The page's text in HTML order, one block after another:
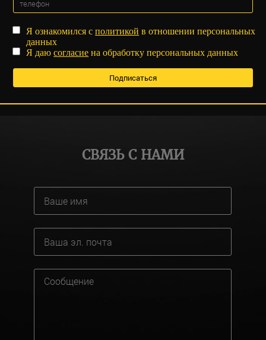
Я ознакомился сполитикой в отношении персональных
данных
Я даюсогласие на обработку персональных данных
СВЯЗЬ С НАМИ